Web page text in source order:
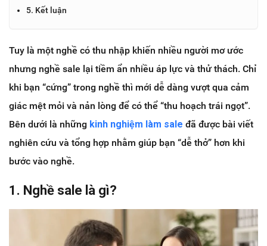
5. Kết luận
Tuy là một nghề có thu nhập khiến nhiều người mơ ước
nhưng nghề sale lại tiềm ẩn nhiều áp lực và thử thách. Chỉ
khi bạn “cứng” trong nghề thì mới dễ dàng vượt qua cảm
giác mệt mỏi và nản lòng để có thể “thu hoạch trái ngọt”.
Bên dưới là những kinh nghiệm làm sale đã được bài viết
nghiên cứu và tổng hợp nhằm giúp bạn “dễ thở” hơn khi
bước vào nghề.
1. Nghề sale là gì?